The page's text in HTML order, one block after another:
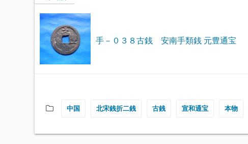
手－０３８古銭 安南手類銭 元豊通宝
中国 北宋銭折二銭 古銭 宣和通宝 本物